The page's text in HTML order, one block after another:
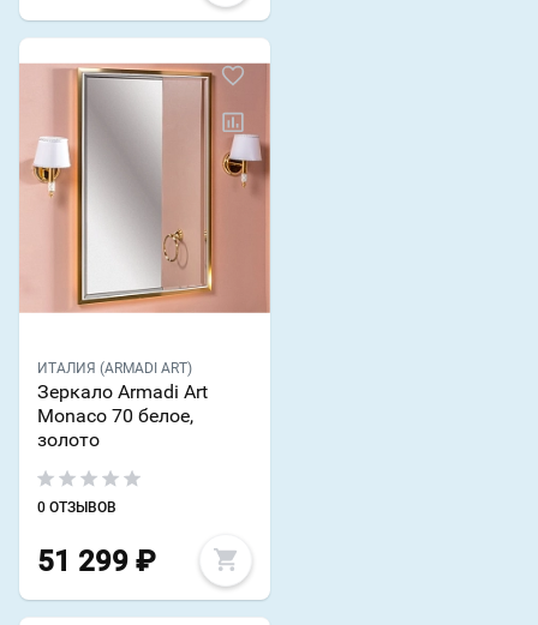
ИТАЛИЯ (ARMADI ART)
Зеркало Armadi Art
Monaco 70 белое,
золото
0 ОТЗЫВОВ
51 299 ₽